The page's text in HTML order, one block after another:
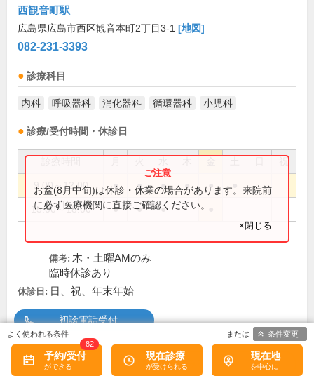
西観音町駅
広島県広島市西区観音本町2丁目3-1 [地図]
082-231-3393
診療科目
内科 呼吸器科 消化器科 循環器科 小児科
診療/受付時間・休診日
祝
9:00～12:00 ● ● ● ● ●
15:00～18:00 ● ● ●
お盆(8月中旬)は休診・休業の場合があります。来院前
に必ず医療機関に直接ご確認ください。
×閉じる
備考: 木・土曜AMのみ
臨時休診あり
休診日: 日、祝、年末年始
初診電話受付
この医院の詳細をみる
予約/受付
82
現在診療 現在地
条件変更